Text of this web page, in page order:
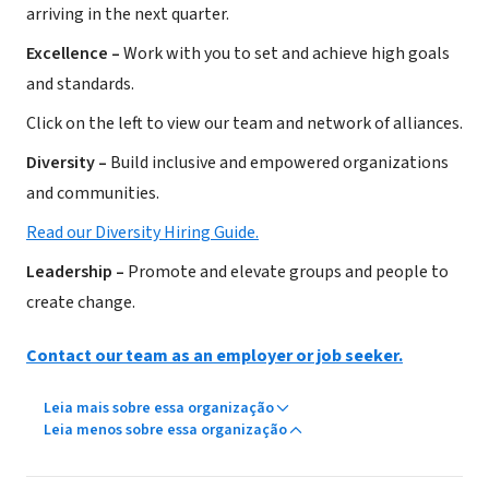
arriving in the next quarter.
Excellence –Work with you to set and achieve high goals
and standards.
Click on the left to view our team and network of alliances.
Diversity – Build inclusive and empowered organizations
and communities.
Read our Diversity Hiring Guide.
Leadership – Promote and elevate groups and people to
create change.
Contact our team as an employer or job seeker.
Leia mais sobre essa organização
Leia menos sobre essa organização